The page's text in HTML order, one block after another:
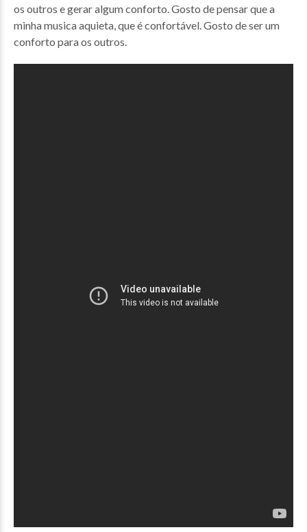
os outros e gerar algum conforto. Gosto de pensar que a
minha musica aquieta, que é confortável. Gosto de ser um
conforto para os outros.